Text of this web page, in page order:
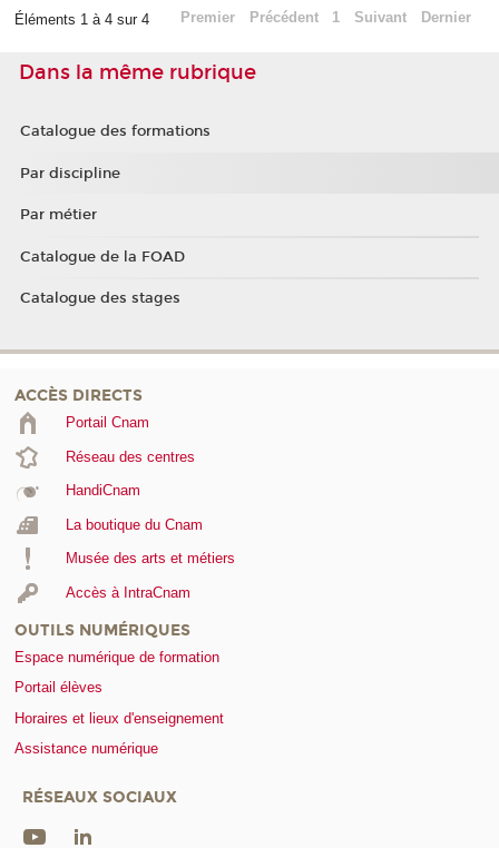
Éléments 1 à 4 sur 4 Premier Précédent 1 Suivant Dernier
Dans la même rubrique
Catalogue des formations
Par discipline
Par métier
Catalogue de la FOAD
Catalogue des stages
ACCÈS DIRECTS
Portail Cnam
Réseau des centres
HandiCnam
La boutique du Cnam
Musée des arts et métiers
Accès à IntraCnam
OUTILS NUMÉRIQUES
Espace numérique de formation
Portail élèves
Horaires et lieux d'enseignement
Assistance numérique
RÉSEAUX SOCIAUX